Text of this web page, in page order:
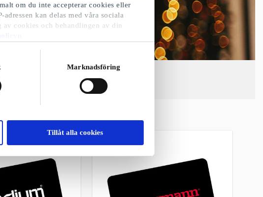
om du inte accepterar cookies eller
kan delas med våra sociala
av cookies och behandlingen av din
Marknadsföring
Tillåt alla cookies